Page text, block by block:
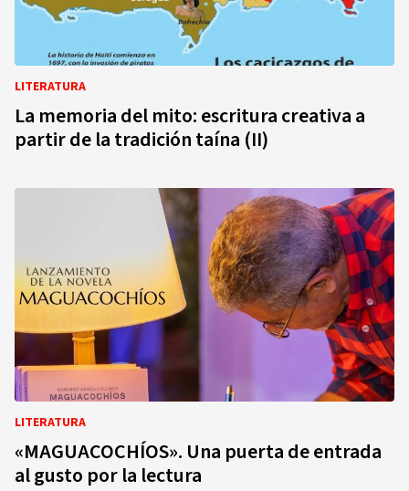
LITERATURA
La memoria del mito: escritura creativa a
partir de la tradición taína (II)
LITERATURA
«MAGUACOCHÍOS». Una puerta de entrada
al gusto por la lectura